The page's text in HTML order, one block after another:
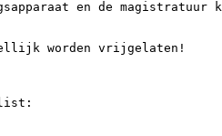
en de magistratuur
worden vrijgelaten!